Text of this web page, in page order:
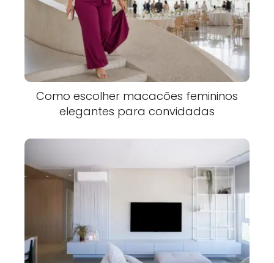
Como escolher macacões femininos
elegantes para convidadas